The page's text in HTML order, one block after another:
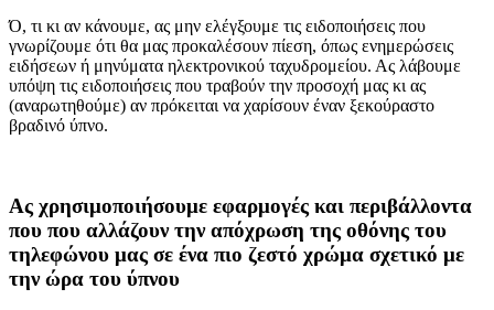
Ό, τι κι αν κάνουμε, ας μην ελέγξουμε τις ειδοποιήσεις που
γνωρίζουμε ότι θα μας προκαλέσουν πίεση, όπως ενημερώσεις
ειδήσεων ή μηνύματα ηλεκτρονικού ταχυδρομείου. Ας λάβουμε
υπόψη τις ειδοποιήσεις που τραβούν την προσοχή μας κι ας
(αναρωτηθούμε) αν πρόκειται να χαρίσουν έναν ξεκούραστο
βραδινό ύπνο.
Ας χρησιμοποιήσουμε εφαρμογές και περιβάλλοντα
που που αλλάζουν την απόχρωση της οθόνης του
τηλεφώνου μας σε ένα πιο ζεστό χρώμα σχετικό με
την ώρα του ύπνου